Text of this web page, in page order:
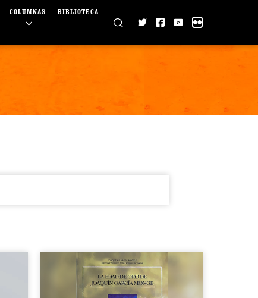
COLUMNAS BIBLIOTECA